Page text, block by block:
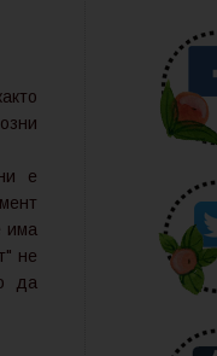
е
има
не
да